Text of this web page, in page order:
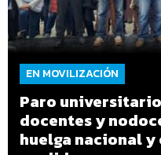
EN MOVILIZACIÓN
Paro
docentes y
huelga nacional